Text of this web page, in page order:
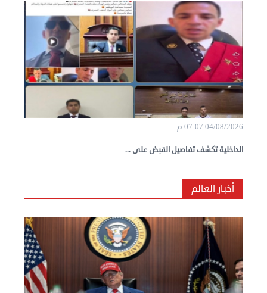
04/08/2026 07:07 م
الداخلية تكشف تفاصيل القبض على ...
أخبار العالم